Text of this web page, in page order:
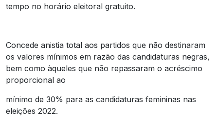
tempo no horário eleitoral gratuito.
Concede anistia total aos partidos que não destinaram
os valores mínimos em razão das candidaturas negras,
bem como àqueles que não repassaram o acréscimo
proporcional ao
mínimo de 30% para as candidaturas femininas nas
eleições 2022.